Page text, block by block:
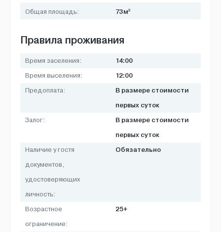
Общая площадь: 73м2
Правила проживания
Время заселения: 14:00
Время выселения: 12:00
Предоплата:
В размере стоимости
первых суток
Залог:
В размере стоимости
первых суток
Наличие у гостя
документов,
удостоверяющих
личность:
Обязательно
Возрастное
ограничение:
25+